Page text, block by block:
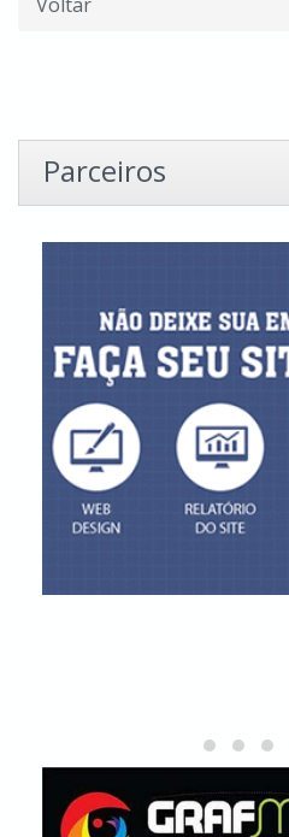
Parceiros